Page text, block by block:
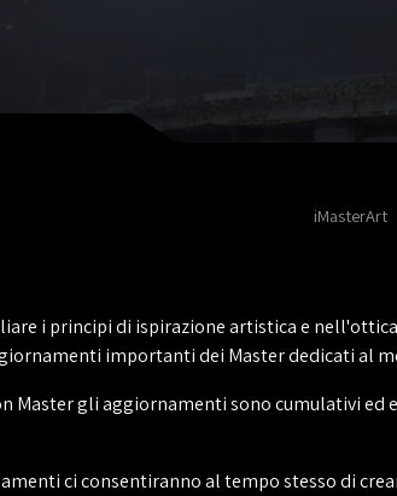
iMasterArt
i principi di ispirazione artistica e
importanti dei Master dedicati al
Master gli aggiornamenti sono cumulativi
ci consentiranno al tempo stesso di